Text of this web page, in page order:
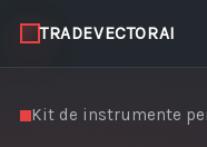
TRADEVECTORAI
Kit de instrumente